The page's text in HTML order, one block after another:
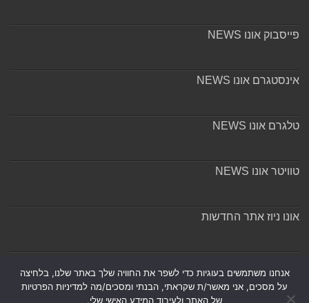
פייסבוק אונו NEWS
אינסטגרם אונו NEWS
טלגרם אונו NEWS
טוויטר אונו NEWS
אונו ניוז אתר החדשות
אנחנו משתמשים בעוגיות כדי לשפר את החוויה שלך באתר שלנו, בלחיצה
על מסכים, אני מאשר/ת שקראתי, הבנתי ומסכים/מה למדיניות הפרטיות
של האתר ולעיבוד המידע האישי שלי.